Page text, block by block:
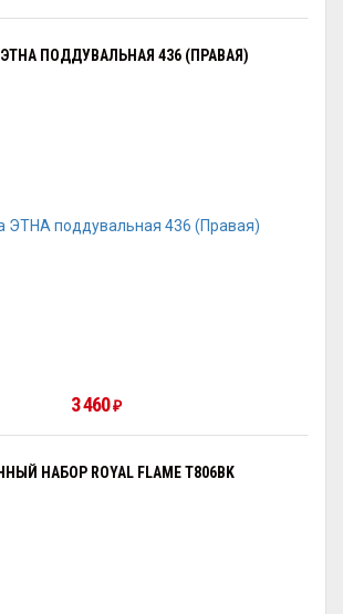
ПОДДУВАЛЬНАЯ 436 (ПРАВАЯ)
3 460₽
НАБОР ROYAL FLAME T806BK